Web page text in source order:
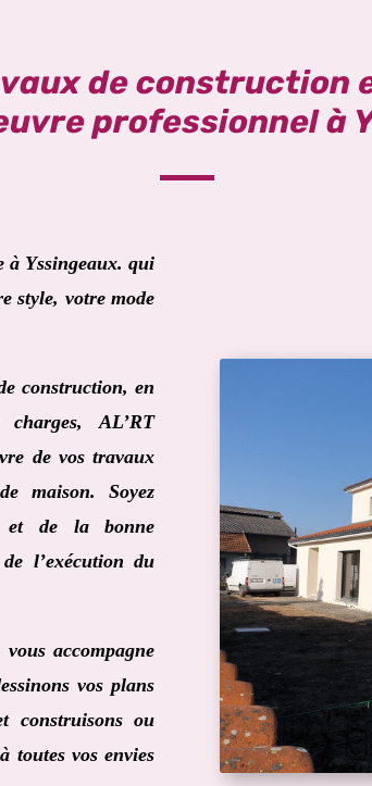
de construction
professionnel à
à Yssingeaux. qui
style, votre mode
construction, en
charges,AL’RT
de vos travaux
maison. Soyez
et de la bonne
l’exécution du
vous accompagne
vos plans
construisons ou
toutes vos envies